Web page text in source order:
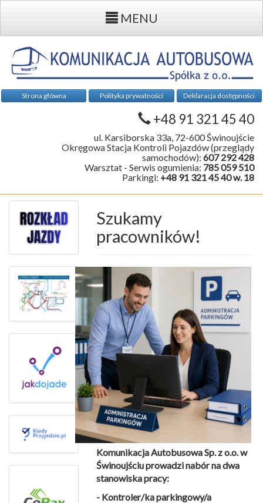
MENU
Strona główna Polityka prywatności Deklaracja dostępności
+48 91 321 45 40
ul. Karsiborska 33a, 72-600 Świnoujście
Okręgowa Stacja Kontroli Pojazdów (przeglądy
samochodów): 607 292 428
Warsztat - Serwis ogumienia: 785 059 510
Parkingi: +48 91 321 45 40 w. 18
Szukamy
pracowników!
Komunikacja Autobusowa Sp. z o.o. w
Świnoujściu prowadzi nabór na dwa
stanowiska pracy:
- Kontroler/ka parkingowy/a